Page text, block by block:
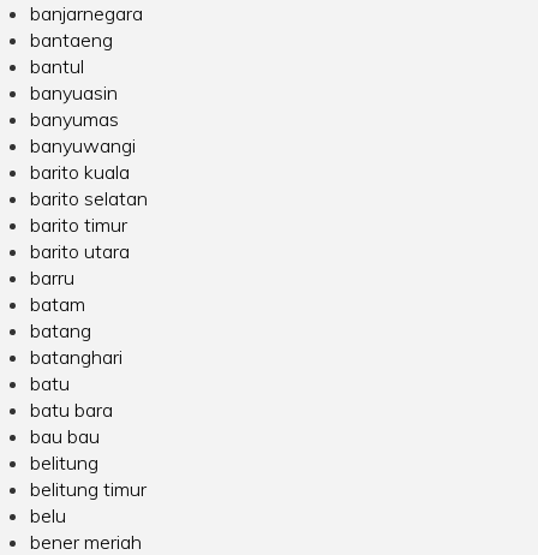
banjarnegara
bantaeng
bantul
banyuasin
banyumas
banyuwangi
barito kuala
barito selatan
barito timur
barito utara
barru
batam
batang
batanghari
batu
batu bara
bau bau
belitung
belitung timur
belu
bener meriah